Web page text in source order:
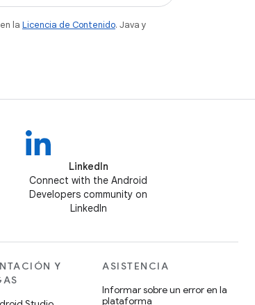
la Licencia de Contenido. Java y
LinkedIn
Connect with the Android
Developers community on
LinkedIn
Y
ASISTENCIA
Informar sobre un error en la
plataforma